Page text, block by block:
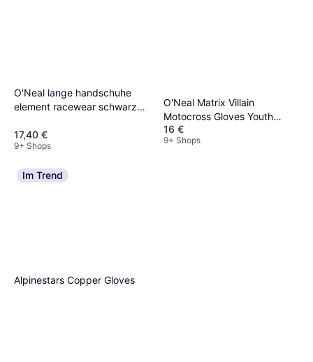
O'Neal lange handschuhe
element racewear schwarz
17,40 €
9+ Shops
O'Neal Matrix Villain
Motocross Gloves Youth
Unisex, Kinder
16 €
9+ Shops
Im Trend
Alpinestars Copper Gloves